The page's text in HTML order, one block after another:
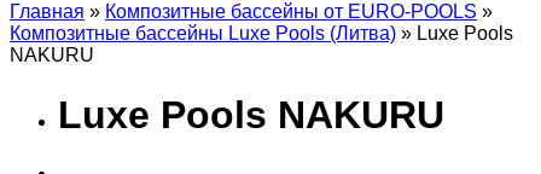
Главная » Композитные бассейны от EURO-POOLS »
Композитные бассейны Luxe Pools (Литва) » Luxe Pools
NAKURU
Luxe Pools NAKURU